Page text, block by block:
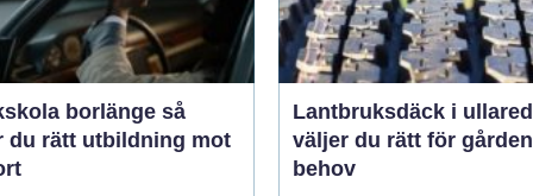
borlänge så
du rätt utbildning mot
Lantbruksdäck i ullared
väljer du rätt för
behov